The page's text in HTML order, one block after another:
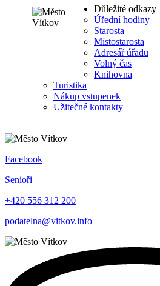
Důležité odkazy
Úřední hodiny
Starosta
Místostarosta
Adresář úřadu
Volný čas
Knihovna
Turistika
Nákup vstupenek
Užitečné kontakty
Facebook
Senioři
+420 556 312 200
podatelna@vitkov.info